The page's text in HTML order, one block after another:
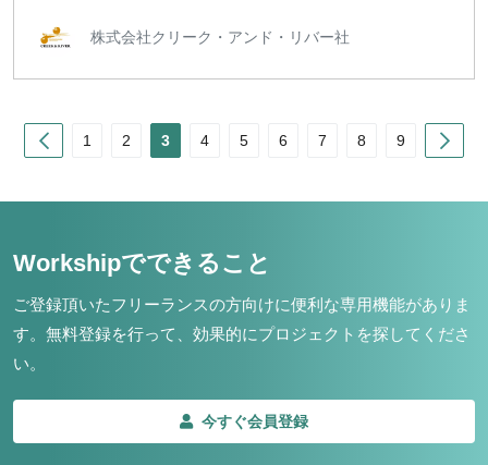
株式会社クリーク・アンド・リバー社
Prev1 2 3 4 5 6 7 8 9
Workshipでできること
ご登録頂いたフリーランスの方向けに便利な専用機能がありま
す。 無料登録を行って、効果的にプロジェクトを探してくださ
い。
今すぐ会員登録